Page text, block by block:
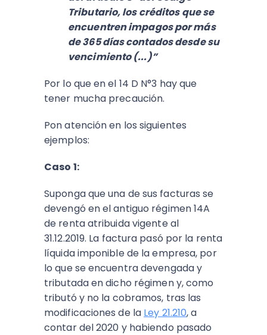
Tributario, los créditos que se
encuentren impagos por más
de 365 días contados desde su
vencimiento (...)”
Por lo que en el 14 D N°3 hay que
tener mucha precaución.
Pon atención en los siguientes
ejemplos:
Caso 1:
Suponga que una de sus facturas se
devengó en el antiguo régimen 14A
de renta atribuida vigente al
31.12.2019. La factura pasó por la renta
líquida imponible de la empresa, por
lo que se encuentra devengada y
tributada en dicho régimeny, como
tributó y no la cobramos, tras las
modificaciones de la Ley 21.210, a
contar del 2020 y habiendo pasado